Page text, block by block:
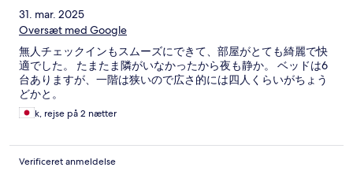
31. mar. 2025
Oversæt med Google
無人チェックインもスムーズにできて、部屋がとても綺麗で快
適でした。 たまたま隣がいなかったから夜も静か。 ベッドは6
台ありますが、一階は狭いので広さ的には四人くらいがちょう
どかと。
k, rejse på 2 nætter
Verificeret anmeldelse